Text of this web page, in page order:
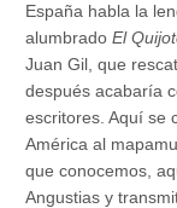
España habla la
alumbrado El
Juan Gil, que
después acabaría
escritores. Aquí se
América al
que conocemos,
Angustias y